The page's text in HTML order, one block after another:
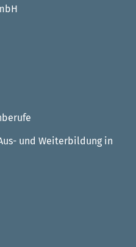
und Weiterbildung in